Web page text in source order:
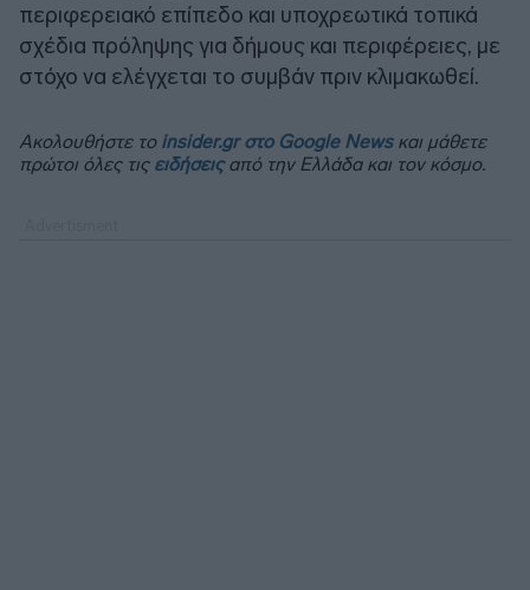
περιφερειακό επίπεδο και υποχρεωτικά τοπικά
σχέδια πρόληψης για δήμους και περιφέρειες, με
στόχο να ελέγχεται το συμβάν πριν κλιμακωθεί.
Ακολουθήστε το insider.gr στο Google Newsκαι μάθετε
πρώτοι όλες τις ειδήσειςαπό την Ελλάδα και τον κόσμο.